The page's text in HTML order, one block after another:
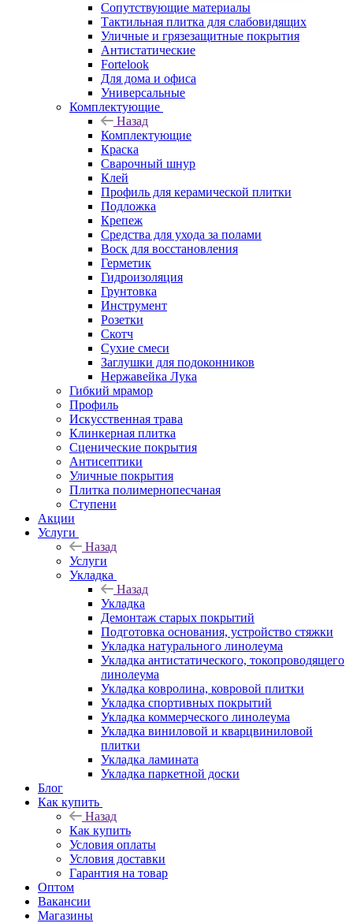
Сопутствующие материалы
Тактильная плитка для слабовидящих
Уличные и грязезащитные покрытия
Антистатические
Fortelook
Для дома и офиса
Универсальные
Комплектующие
Назад
Комплектующие
Краска
Сварочный шнур
Клей
Профиль для керамической плитки
Подложка
Крепеж
Средства для ухода за полами
Воск для восстановления
Герметик
Гидроизоляция
Грунтовка
Инструмент
Розетки
Скотч
Сухие смеси
Заглушки для подоконников
Нержавейка Лука
Гибкий мрамор
Профиль
Искусственная трава
Клинкерная плитка
Сценические покрытия
Антисептики
Уличные покрытия
Плитка полимернопесчаная
Ступени
Акции
Услуги
Назад
Услуги
Укладка
Назад
Укладка
Демонтаж старых покрытий
Подготовка основания, устройство стяжки
Укладка натурального линолеума
Укладка антистатического, токопроводящего
линолеума
Укладка ковролина, ковровой плитки
Укладка спортивных покрытий
Укладка коммерческого линолеума
Укладка виниловой и кварцвиниловой
плитки
Укладка ламината
Укладка паркетной доски
Блог
Как купить
Назад
Как купить
Условия оплаты
Условия доставки
Гарантия на товар
Оптом
Вакансии
Магазины